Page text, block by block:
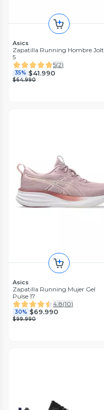
Asics
Zapatilla Running Hombre Jolt
5
5(2)
35% $41.990
$64.990
Asics
Zapatilla Running Mujer Gel
Pulse 17
4.8(10)
30% $69.990
$99.990